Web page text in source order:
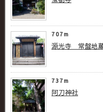
707m
源光寺 常盤地
737m
阿刀神社